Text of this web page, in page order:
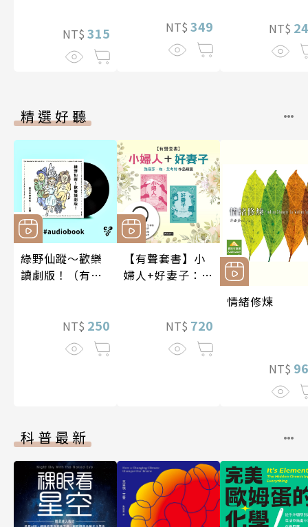
NT$ 315 NT$ 349 NT$
精選好聽
綠野仙蹤～歡樂
讀劇版！（有聲
NT$ 250
【有聲套書】小
婦人+好妻子：路
NT$ 720
情緒修煉
NT$
科普最新